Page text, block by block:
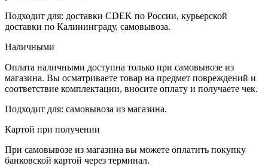
Подходит для: доставки CDEK по России, курьерской
доставки по Калининграду, самовывоза.
Наличными
Оплата наличными доступна только при самовывозе из
магазина. Вы осматриваете товар на предмет повреждений и
соответствие комплектации, вносите оплату и получаете чек.
Подходит для: самовывоза из магазина.
Картой при получении
При самовывозе из магазина вы можете оплатить покупку
банковской картой через терминал.